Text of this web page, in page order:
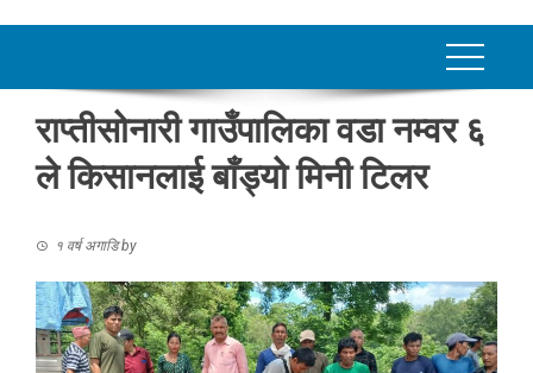
राप्तीसोनारी गाउँपालिका वडा नम्वर ६
ले किसानलाई बाँड्यो मिनी टिलर
१ वर्ष अगाडिby